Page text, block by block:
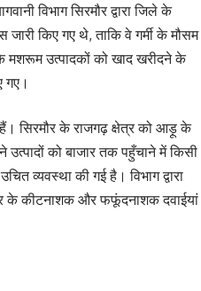
विभाग सिरमौर द्वारा जिले के
किए गए थे, ताकि वे गर्मी के मौसम
उत्पादकों को खाद खरीदने के
गए।
सिरमौर के राजगढ़ क्षेत्र को आड़ू के
को बाजार तक पहुँचाने में किसी
व्यवस्था की गई है। विभाग द्वारा
के कीटनाशक और फफूंदनाशक दवाईयां